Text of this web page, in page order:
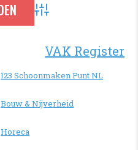
Advanced Search
VAK Register
123 Schoonmaken Punt NL
Bouw & Nijverheid
Horeca